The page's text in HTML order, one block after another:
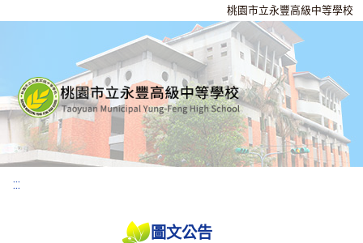
桃園市立永豐高級中等學校
:::
圖文公告